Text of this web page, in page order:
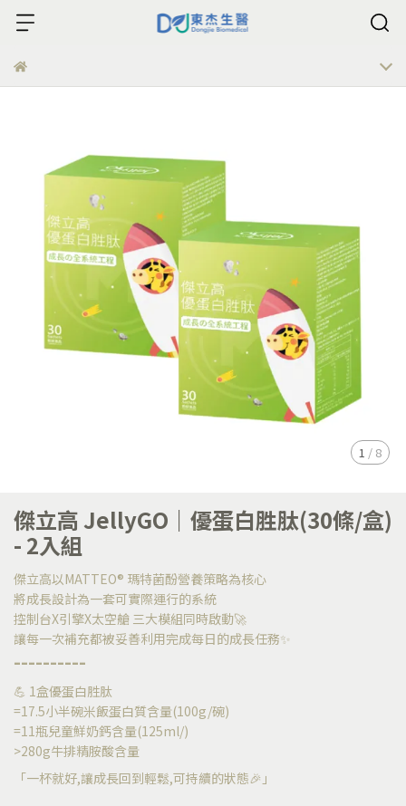
1 / 8
傑立高 JellyGO｜優蛋白胜肽(30條/盒)
- 2入組
傑立高以MATTEO® 瑪特菌酚營養策略為核心
將成長設計為一套可實際運行的系統
控制台X引擎X太空艙 三大模組同時啟動🚀
讓每一次補充都被妥善利用完成每日的成長任務✨
----------
💪 1盒優蛋白胜肽
=17.5小半碗米飯蛋白質含量(100g/碗)
=11瓶兒童鮮奶鈣含量(125ml/)
>280g牛排精胺酸含量
「一杯就好,讓成長回到輕鬆,可持續的狀態🎉」